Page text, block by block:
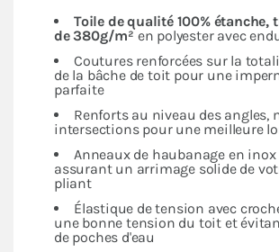
Toile de qualité 100% étanche,
de 380g/m² en polyester avec
Coutures renforcées sur la
de la bâche de toit pour une
parfaite
Renforts au niveau des angles,
intersections pour une meilleure
Anneaux de haubanage en
assurant un arrimage solide de
pliant
Élastique de tension avec
une bonne tension du toit et
de poches d'eau